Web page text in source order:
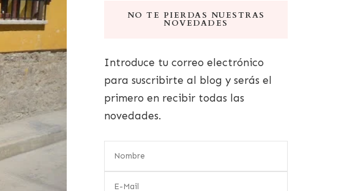
NO TE PIERDAS NUESTRAS
NOVEDADES
Introduce tu correo electrónico
para suscribirte al blog y serás el
primero en recibir todas las
novedades.